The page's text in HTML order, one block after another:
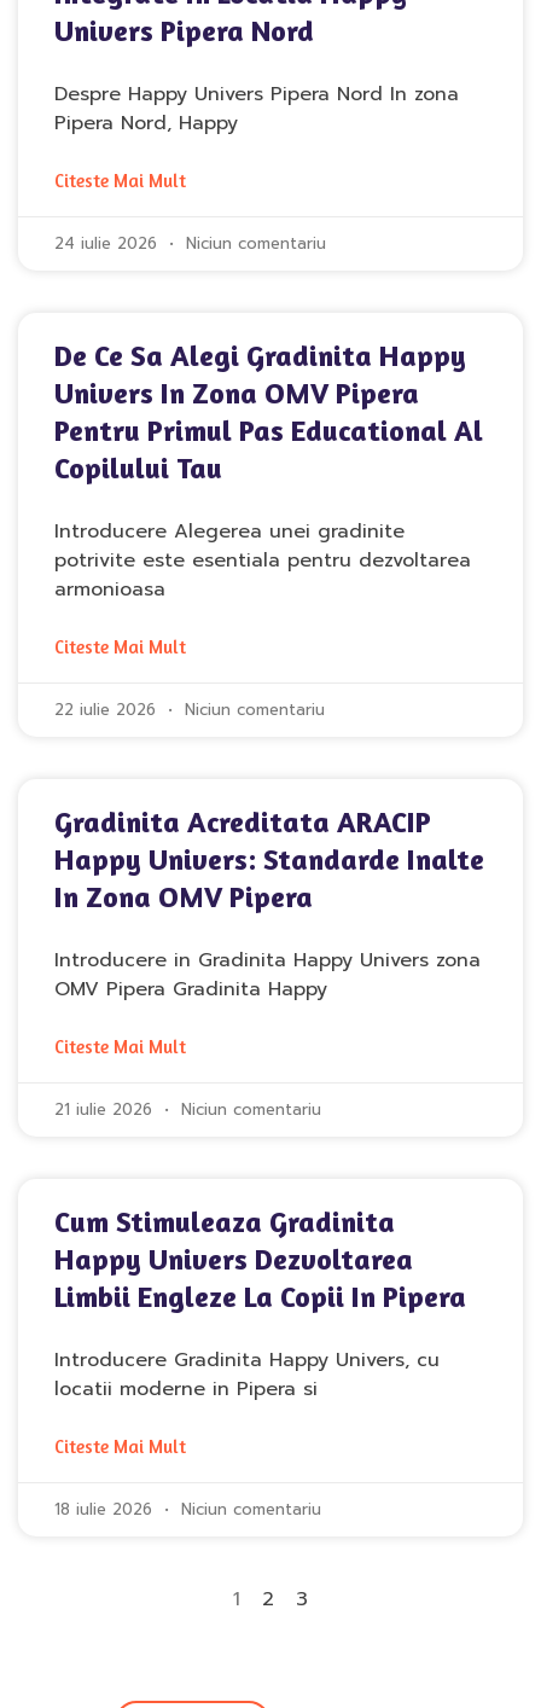
Univers Pipera Nord
Despre Happy Univers Pipera Nord In zona
Pipera Nord, Happy
Citeste Mai Mult
24 iulie 2026 Niciun comentariu
De Ce Sa Alegi Gradinita Happy
Univers In Zona OMV Pipera
Pentru Primul Pas Educational Al
Copilului Tau
Introducere Alegerea unei gradinite
potrivite este esentiala pentru dezvoltarea
armonioasa
Citeste Mai Mult
22 iulie 2026 Niciun comentariu
Gradinita Acreditata ARACIP
Happy Univers: Standarde Inalte
In Zona OMV Pipera
Introducere in Gradinita Happy Univers zona
OMV Pipera Gradinita Happy
Citeste Mai Mult
21 iulie 2026 Niciun comentariu
Cum Stimuleaza Gradinita
Happy Univers Dezvoltarea
Limbii Engleze La Copii In Pipera
Introducere Gradinita Happy Univers, cu
locatii moderne in Pipera si
Citeste Mai Mult
18 iulie 2026 Niciun comentariu
1 2 3